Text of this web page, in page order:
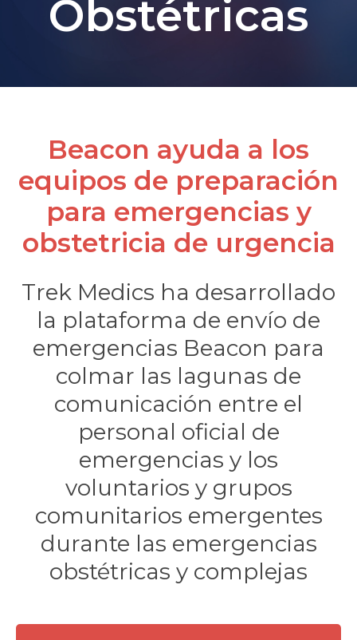
Obstétricas
Beacon ayuda a los
equipos de preparación
para emergencias y
obstetricia de urgencia
Trek Medics ha desarrollado
la plataforma de envío de
emergencias Beacon para
colmar las lagunas de
comunicación entre el
personal oficial de
emergencias y los
voluntarios y grupos
comunitarios emergentes
durante las emergencias
obstétricas y complejas